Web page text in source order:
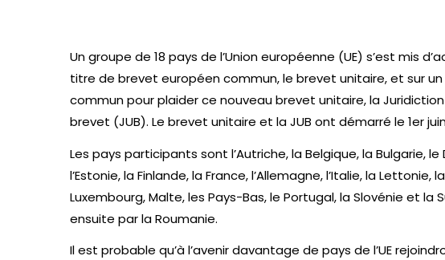
Un groupe de 18 pays de l’Union européenne (UE) s’est mis
titre de brevet européen commun, le brevet unitaire, et sur
commun pour plaider ce nouveau brevet unitaire, la
brevet (JUB). Le brevet unitaire et la JUB ont démarré le 1er
Les pays participants sont l’Autriche, la Belgique, la Bulgarie, le
l’Estonie, la Finlande, la France, l’Allemagne, l’Italie, la Lettonie,
Luxembourg, Malte, les Pays-Bas, le Portugal, la Slovénie et la
ensuite par la Roumanie.
Il est probable qu’à l’avenir davantage de pays de l’UE